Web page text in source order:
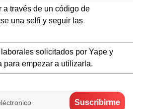
a través de un código de
una selfi y seguir las
solicitados por Yape y
para empezar a utilizarla.